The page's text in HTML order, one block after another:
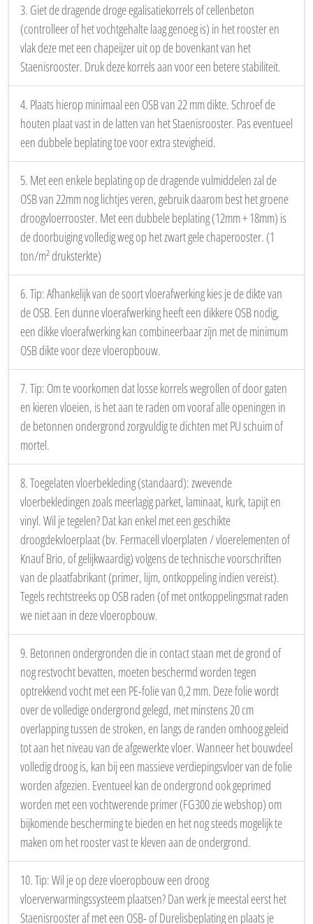
3. Giet de dragende droge egalisatiekorrels of cellenbeton
(controlleer of het vochtgehalte laag genoeg is) in het rooster en
vlak deze met een chapeijzer uit op de bovenkant van het
Staenisrooster. Druk deze korrels aan voor een betere stabiliteit.
4. Plaats hierop minimaal een OSB van 22 mm dikte. Schroef de
houten plaat vast in de latten van het Staenisrooster. Pas eventueel
een dubbele beplating toe voor extra stevigheid.
5. Met een enkele beplating op de dragende vulmiddelen zal de
OSB van 22mm nog lichtjes veren, gebruik daarom best het groene
droogvloerrooster. Met een dubbele beplating (12mm + 18mm) is
de doorbuiging volledig weg op het zwart gele chaperooster. (1
ton/m² druksterkte)
6. Tip: Afhankelijk van de soort vloerafwerking kies je de dikte van
de OSB. Een dunne vloerafwerking heeft een dikkere OSB nodig,
een dikke vloerafwerking kan combineerbaar zijn met de minimum
OSB dikte voor deze vloeropbouw.
7. Tip: Om te voorkomen dat losse korrels wegrollen of door gaten
en kieren vloeien, is het aan te raden om vooraf alle openingen in
de betonnen ondergrond zorgvuldig te dichten met PU schuim of
mortel.
8. Toegelaten vloerbekleding (standaard): zwevende
vloerbekledingen zoals meerlagig parket, laminaat, kurk, tapijt en
vinyl. Wil je tegelen? Dat kan enkel met een geschikte
droogdekvloerplaat (bv. Fermacell vloerplaten / vloerelementen of
Knauf Brio, of gelijkwaardig) volgens de technische voorschriften
van de plaatfabrikant (primer, lijm, ontkoppeling indien vereist).
Tegels rechtstreeks op OSB raden (of met ontkoppelingsmat raden
we niet aan in deze vloeropbouw.
9. Betonnen ondergronden die in contact staan met de grond of
nog restvocht bevatten, moeten beschermd worden tegen
optrekkend vocht met een PE-folie van 0,2 mm. Deze folie wordt
over de volledige ondergrond gelegd, met minstens 20 cm
overlapping tussen de stroken, en langs de randen omhoog geleid
tot aan het niveau van de afgewerkte vloer. Wanneer het bouwdeel
volledig droog is, kan bij een massieve verdiepingsvloer van de folie
worden afgezien. Eventueel kan de ondergrond ook geprimed
worden met een vochtwerende primer (FG300 zie webshop) om
bijkomende bescherming te bieden en het nog steeds mogelijk te
maken om het rooster vast te kleven aan de ondergrond.
10. Tip: Wil je op deze vloeropbouw een droog
vloerverwarmingssysteem plaatsen? Dan werk je meestal eerst het
Staenisrooster af met een OSB- of Durelisbeplating en plaats je